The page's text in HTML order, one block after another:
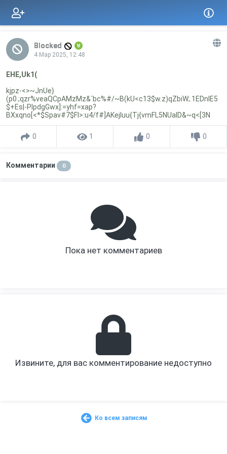
Blocked
4 Мар 2025, 12:48
EHE,Uk1(
kjpz-<>~JnUe}
(p0.;qzr%veaQCpAMzMz&`bc%#/~B(kU<c13$w.z)qZbiW;.1EDnIE5
$+Es|-PIpdgGwx]:=yhf=xap?
BXxqno[<*$Spav#7$FI>:u4/f#]AKejIuu{Tj{vmFL5NUalD&~q<[3N
0 1 0 0
Комментарии 0
Пока нет комментариев
Извините, для вас комментирование недоступно
Ко всем записям